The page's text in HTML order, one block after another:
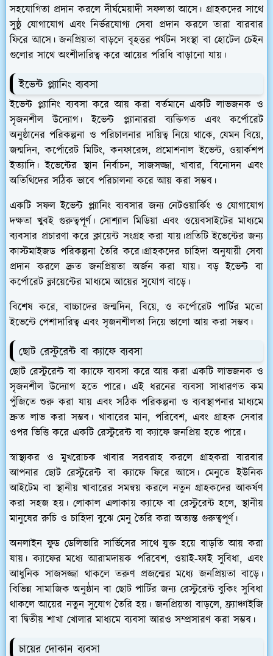
সহযোগিতা প্রদান করলে দীর্ঘমেয়াদী সফলতা আসে। গ্রাহকদের সাথে
সুষ্ঠু যোগাযোগ এবং নির্ভরযোগ্য সেবা প্রদান করলে তারা বারবার
ফিরে আসে। জনপ্রিয়তা বাড়লে বৃহত্তর পর্যটন সংস্থা বা হোটেল চেইন
গুলোর সাথে অংশীদারিত্ব করে আয়ের পরিধি বাড়ানো যায়।
ইভেন্ট প্ল্যানিং ব্যবসা
ইভেন্ট প্ল্যানিং ব্যবসা করে আয় করা বর্তমানে একটি লাভজনক ও
সৃজনশীল উদ্যোগ। ইভেন্ট প্ল্যানাররা ব্যক্তিগত এবং কর্পোরেট
অনুষ্ঠানের পরিকল্পনা ও পরিচালনার দায়িত্ব নিয়ে থাকে, যেমন বিয়ে,
জন্মদিন, কর্পোরেট মিটিং, কনফারেন্স, প্রমোশনাল ইভেন্ট, ওয়ার্কশপ
ইত্যাদি। ইভেন্টের স্থান নির্বাচন, সাজসজ্জা, খাবার, বিনোদন এবং
অতিথিদের সঠিক ভাবে পরিচালনা করে আয় করা সম্ভব।
একটি সফল ইভেন্ট প্ল্যানিং ব্যবসার জন্য নেটওয়ার্কিং ও যোগাযোগ
দক্ষতা খুবই গুরুত্বপূর্ণ। সোশ্যাল মিডিয়া এবং ওয়েবসাইটের মাধ্যমে
ব্যবসার প্রচারণা করে ক্লায়েন্ট সংগ্রহ করা যায়।প্রতিটি ইভেন্টের জন্য
কাস্টমাইজড পরিকল্পনা তৈরি করে।গ্রাহকদের চাহিদা অনুযায়ী সেবা
প্রদান করলে দ্রুত জনপ্রিয়তা অর্জন করা যায়। বড় ইভেন্ট বা
কর্পোরেট ক্লায়েন্টের মাধ্যমে আয়ের সুযোগ বাড়ে।
বিশেষ করে, বাচ্চাদের জন্মদিন, বিয়ে, ও কর্পোরেট পার্টির মতো
ইভেন্টে পেশাদারিত্ব এবং সৃজনশীলতা দিয়ে ভালো আয় করা সম্ভব।
ছোট রেস্টুরেন্ট বা ক্যাফে ব্যবসা
ছোট রেস্টুরেন্ট বা ক্যাফে ব্যবসা করে আয় করা একটি লাভজনক ও
সৃজনশীল উদ্যোগ হতে পারে। এই ধরনের ব্যবসা সাধারণত কম
পুঁজিতে শুরু করা যায় এবং সঠিক পরিকল্পনা ও ব্যবস্থাপনার মাধ্যমে
দ্রুত লাভ করা সম্ভব। খাবারের মান, পরিবেশ, এবং গ্রাহক সেবার
ওপর ভিত্তি করে একটি রেস্টুরেন্ট বা ক্যাফে জনপ্রিয় হতে পারে।
স্বাস্থ্যকর ও মুখরোচক খাবার সরবরাহ করলে গ্রাহকরা বারবার
আপনার ছোট রেস্টুরেন্ট বা ক্যাফে ফিরে আসে। মেনুতে ইউনিক
আইটেম বা স্থানীয় খাবারের সমন্বয় করলে নতুন গ্রাহকদের আকর্ষণ
করা সহজ হয়। লোকাল এলাকায় ক্যাফে বা রেস্টুরেন্ট হলে, স্থানীয়
মানুষের রুচি ও চাহিদা বুঝে মেনু তৈরি করা অত্যন্ত গুরুত্বপূর্ণ।
অনলাইন ফুড ডেলিভারি সার্ভিসের সাথে যুক্ত হয়ে বাড়তি আয় করা
যায়। ক্যাফের মধ্যে আরামদায়ক পরিবেশ, ওয়াই-ফাই সুবিধা, এবং
আধুনিক সাজসজ্জা থাকলে তরুণ প্রজন্মের মধ্যে জনপ্রিয়তা বাড়ে।
বিভিন্ন সামাজিক অনুষ্ঠান বা ছোট পার্টির জন্য রেস্টুরেন্ট বুকিং সুবিধা
থাকলে আয়ের নতুন সুযোগ তৈরি হয়। জনপ্রিয়তা বাড়লে, ফ্র্যাঞ্চাইজি
বা দ্বিতীয় শাখা খোলার মাধ্যমে ব্যবসা আরও সম্প্রসারণ করা সম্ভব।
চায়ের দোকান ব্যবসা